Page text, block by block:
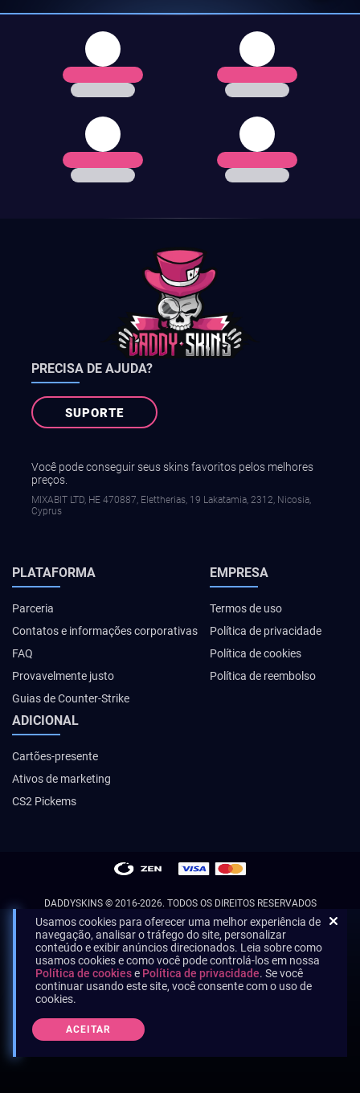
PRECISA DE AJUDA?
SUPORTE
Você pode conseguir seus skins favoritos pelos melhores
preços.
MIXABIT LTD, ΗΕ 470887, Elettherias, 19 Lakatamia, 2312, Nicosia,
Cyprus
PLATAFORMA
Parceria
Contatos e informações corporativas
FAQ
Provavelmente justo
Guias de Counter-Strike
EMPRESA
Termos de uso
Política de privacidade
Política de cookies
Política de reembolso
ADICIONAL
Cartões-presente
Ativos de marketing
CS2 Pickems
DADDYSKINS© 2016-2026. TODOS OS DIREITOS RESERVADOS
Usamos cookies para oferecer uma melhor experiência de
navegação, analisar o tráfego do site, personalizar
conteúdo e exibir anúncios direcionados. Leia sobre como
usamos cookies e como você pode controlá-los em nossa
Política de cookiese Política de privacidade. Se você
continuar usando este site, você consente com o uso de
cookies.
ACEITAR